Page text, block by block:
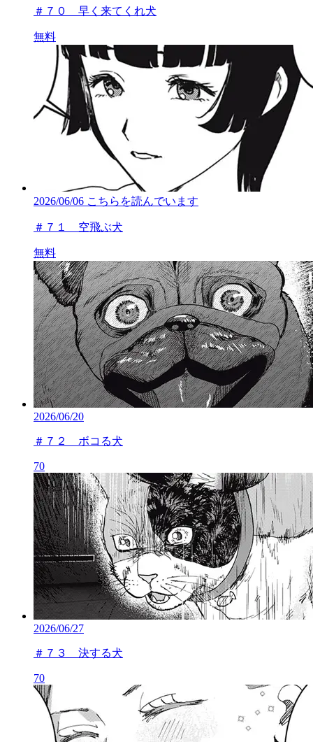
＃７０ 早く来てくれ犬
無料
2026/06/06 こちらを読んでいます
＃７１ 空飛ぶ犬
無料
2026/06/20
＃７２ ボコる犬
70
2026/06/27
＃７３ 決する犬
70